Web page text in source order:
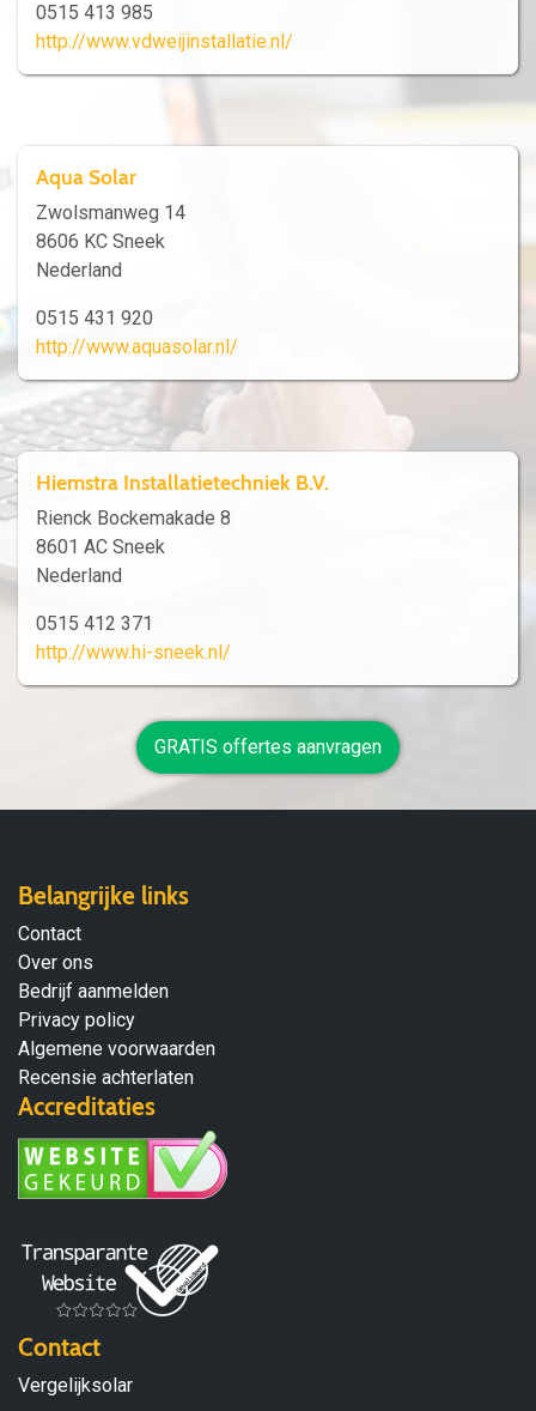
0515 413 985
http://www.vdweijinstallatie.nl/
Aqua Solar
Zwolsmanweg 14
8606 KC Sneek
Nederland
0515 431 920
http://www.aquasolar.nl/
Hiemstra Installatietechniek B.V.
Rienck Bockemakade 8
8601 AC Sneek
Nederland
0515 412 371
http://www.hi-sneek.nl/
GRATIS offertes aanvragen
Belangrijke links
Contact
Over ons
Bedrijf aanmelden
Privacy policy
Algemene voorwaarden
Recensie achterlaten
Accreditaties
Contact
Vergelijksolar